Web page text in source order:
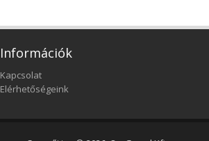
Információk
Kapcsolat
Elérhetőségeink